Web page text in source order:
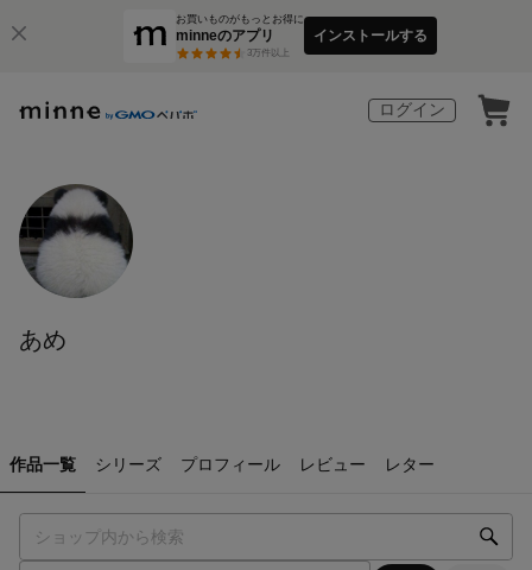
お買いものがもっとお得に
minneのアプリ
3万件以上
インストールする
ログイン
あめ
作品一覧 シリーズ プロフィール レビュー レター